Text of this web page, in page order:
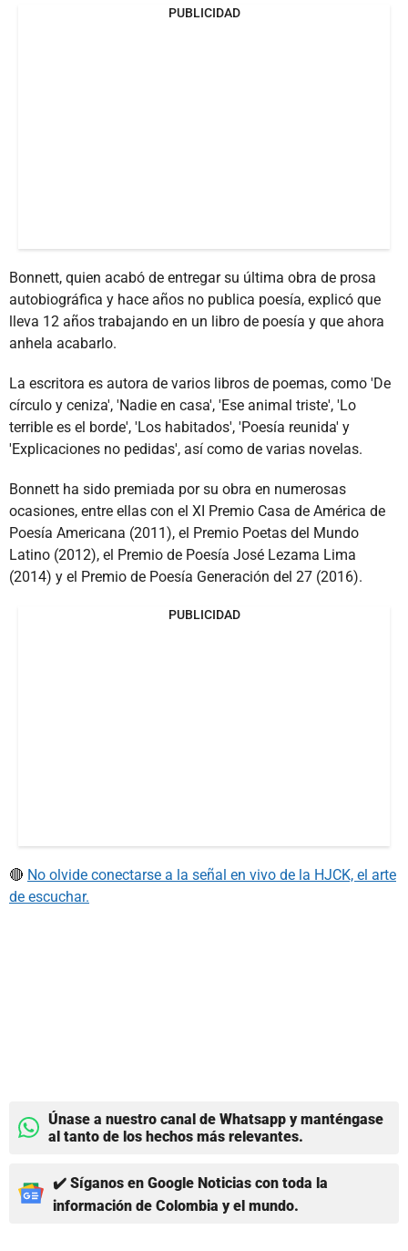
PUBLICIDAD
Bonnett, quien acabó de entregar su última obra de prosa
autobiográfica y hace años no publica poesía, explicó que
lleva 12 años trabajando en un libro de poesía y que ahora
anhela acabarlo.
La escritora es autora de varios libros de poemas, como 'De
círculo y ceniza', 'Nadie en casa', 'Ese animal triste', 'Lo
terrible es el borde', 'Los habitados', 'Poesía reunida' y
'Explicaciones no pedidas', así como de varias novelas.
Bonnett ha sido premiada por su obra en numerosas
ocasiones, entre ellas con el XI Premio Casa de América de
Poesía Americana (2011), el Premio Poetas del Mundo
Latino (2012), el Premio de Poesía José Lezama Lima
(2014) y el Premio de Poesía Generación del 27 (2016).
PUBLICIDAD
🔴 No olvide conectarse a la señal en vivo de la HJCK, el arte
de escuchar.
Únase a nuestro canal de Whatsapp y manténgase
al tanto de los hechos más relevantes.
✔️ Síganos en Google Noticias con toda la
información de Colombia y el mundo.